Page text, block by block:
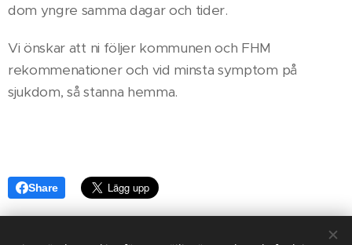
dom yngre samma dagar och tider.
Vi önskar att ni följer kommunen och FHM
rekommenationer och vid minsta symptom på
sjukdom, så stanna hemma.
Share